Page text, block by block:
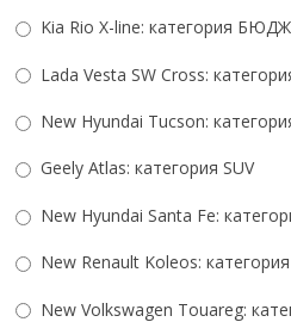
Kia Rio X-line: категория
Lada Vesta SW Cross:
New Hyundai Tucson:
Geely Atlas: категория SUV
New Hyundai Santa Fe:
New Renault Koleos: категория
New Volkswagen Touareg: